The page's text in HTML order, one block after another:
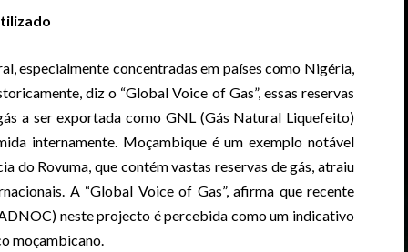
especialmente concentradas em países como Nigéria,
diz o “Global Voice of Gas”, essas reservas
a ser exportada como GNL (Gás Natural Liquefeito)
internamente. Moçambique é um exemplo notável
do Rovuma, que contém vastas reservas de gás, atraiu
A “Global Voice of Gas”, afirma que recente
neste projecto é percebida como um indicativo
moçambicano.